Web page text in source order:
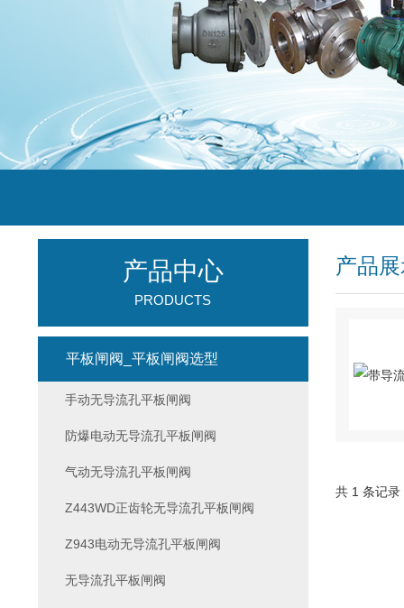
产品
共 1 条记
产品中心
PRODUCTS
平板闸阀_平板闸阀选型
手动无导流孔平板闸阀
防爆电动无导流孔平板闸阀
气动无导流孔平板闸阀
Z443WD正齿轮无导流孔平板闸阀
Z943电动无导流孔平板闸阀
无导流孔平板闸阀